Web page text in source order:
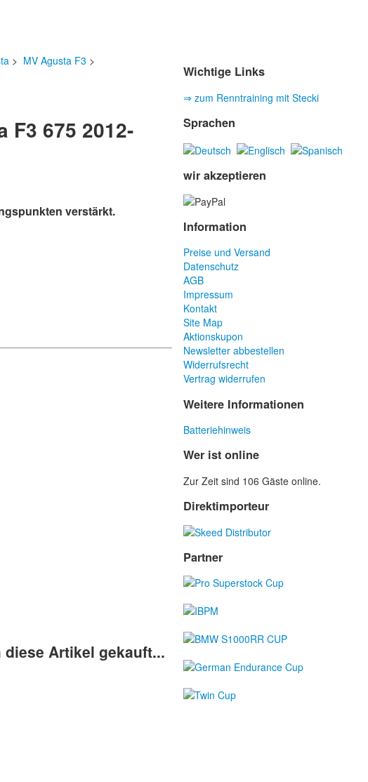
> MV Agusta F3 >
F3 675 2012-
verstärkt.
Artikel gekauft...
Wichtige Links
⇒ zum Renntraining mit Stecki
Sprachen
wir akzeptieren
Information
Preise und Versand
Datenschutz
AGB
Impressum
Kontakt
Site Map
Aktionskupon
Newsletter abbestellen
Widerrufsrecht
Vertrag widerrufen
Weitere Informationen
Batteriehinweis
Wer ist online
Zur Zeit sind 106 Gäste online.
Direktimporteur
Partner